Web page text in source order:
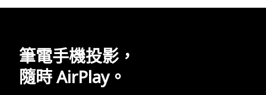
筆電手機投影，
隨時 AirPlay。